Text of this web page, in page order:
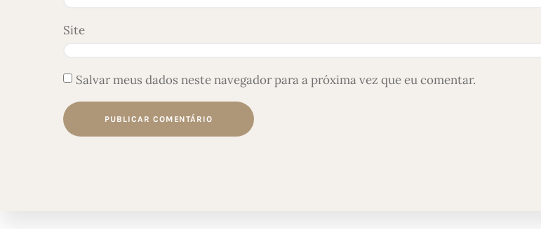
Site
Salvar meus dados neste navegador para a próxima vez que eu comentar.